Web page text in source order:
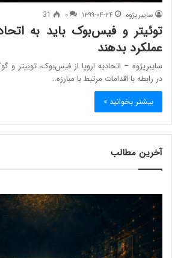
سایبرپژوه ۱۳۹۹-۰۴-۲۴ ۰ 31
توئیتر و فیس‌بوک باید به
عملکرد بدهند
سایبرپژوه – اتحادیه اروپا از فیس‌بوک، توییتر
در رابطه با اقدامات مرتبط با مبارزه…
بیشتر بخوانید »
آخرین مطالب